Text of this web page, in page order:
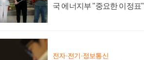
국 에너지부 "중요한 이정표"
전자·전기·정보통신